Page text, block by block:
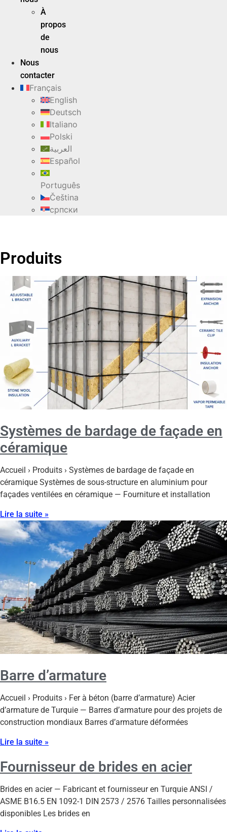
À
propos
de
nous
Nous
contacter
Français
English
Deutsch
Italiano
Polski
العربية
Español
Português
Čeština
српски
Produits
Systèmes de bardage de façade en
céramique
Accueil › Produits › Systèmes de bardage de façade en
céramique Systèmes de sous-structure en aluminium pour
façades ventilées en céramique — Fourniture et installation
Lire la suite »
Barre d’armature
Accueil › Produits › Fer à béton (barre d’armature) Acier
d’armature de Turquie — Barres d’armature pour des projets de
construction mondiaux Barres d’armature déformées
Lire la suite »
Fournisseur de brides en acier
Brides en acier — Fabricant et fournisseur en Turquie ANSI /
ASME B16.5 EN 1092-1 DIN 2573 / 2576 Tailles personnalisées
disponibles Les brides en